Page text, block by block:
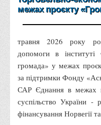
Розклад занять і сесій
Реєстр вибіркових
Бази практик
Студентське наукове
ТОП-20 кращих студентів
ТОП-20 кращих
межах проєкту
травня 2026 року
допомоги в
громада» у межах
за підтримки Фонду
САР Єднання в межах
суспільство України -
фінансування Норвегії